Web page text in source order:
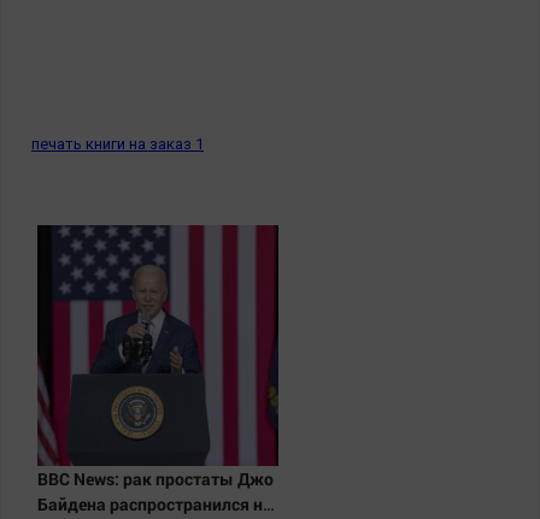
печать книги на заказ 1
BBC News: рак простаты Джо
Байдена распространился на